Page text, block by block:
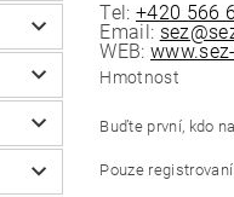
Tel:+420 566
Email:
WEB:
Hmotnost
Buďte první, kdo
Pouze